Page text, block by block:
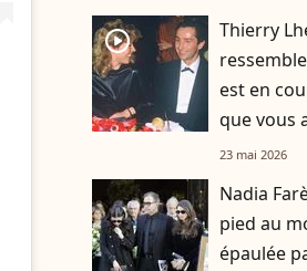
player2
Thierry
est en
que vous
films du
23 mai 2026
Nadia
pied au
épaulée